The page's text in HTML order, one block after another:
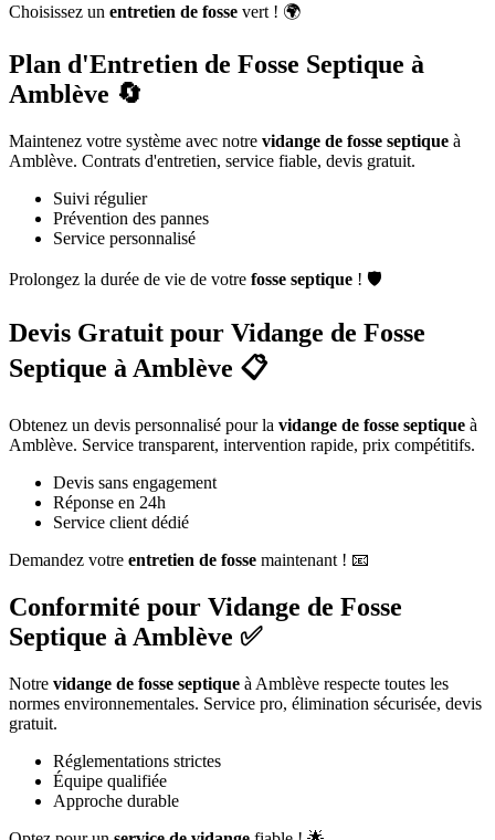
Choisissez un entretien de fosse vert ! 🌍
Plan d'Entretien de Fosse Septique à
Amblève 🔄
Maintenez votre système avec notre vidange de fosse septique à
Amblève. Contrats d'entretien, service fiable, devis gratuit.
Suivi régulier
Prévention des pannes
Service personnalisé
Prolongez la durée de vie de votre fosse septique ! 🛡️
Devis Gratuit pour Vidange de Fosse
Septique à Amblève 📋
Obtenez un devis personnalisé pour la vidange de fosse septique à
Amblève. Service transparent, intervention rapide, prix compétitifs.
Devis sans engagement
Réponse en 24h
Service client dédié
Demandez votre entretien de fosse maintenant ! 📧
Conformité pour Vidange de Fosse
Septique à Amblève ✅
Notre vidange de fosse septique à Amblève respecte toutes les
normes environnementales. Service pro, élimination sécurisée, devis
gratuit.
Réglementations strictes
Équipe qualifiée
Approche durable